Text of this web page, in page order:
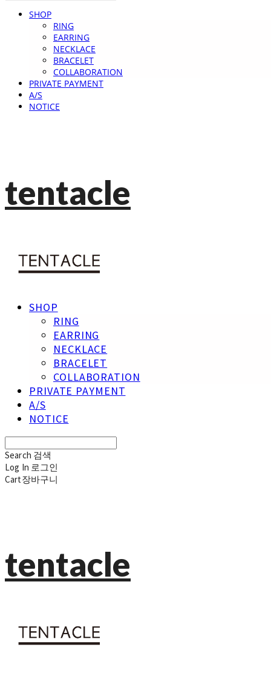
SHOP
RING
EARRING
NECKLACE
BRACELET
COLLABORATION
PRIVATE PAYMENT
A/S
NOTICE
tentacle
SHOP
RING
EARRING
NECKLACE
BRACELET
COLLABORATION
PRIVATE PAYMENT
A/S
NOTICE
Search 검색
Log In 로그인
Cart장바구니
tentacle